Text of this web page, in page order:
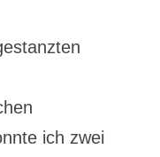
ich zwei